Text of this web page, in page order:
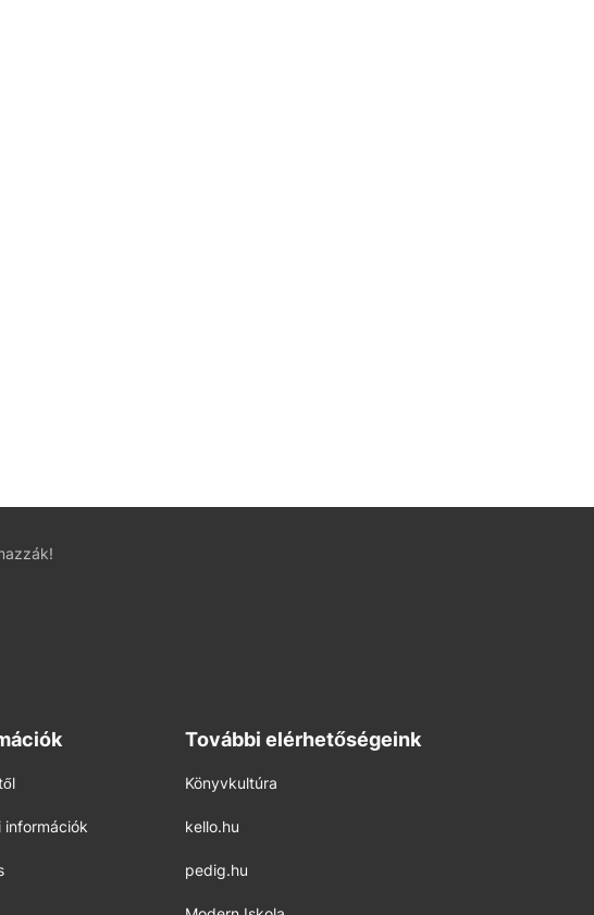
információk
További elérhetőségeink
Könyvkultúra
kello.hu
pedig.hu